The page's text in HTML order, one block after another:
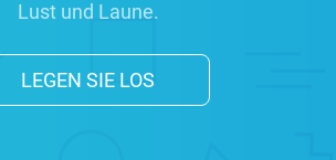
Lust und Laune.
LEGEN SIE LOS